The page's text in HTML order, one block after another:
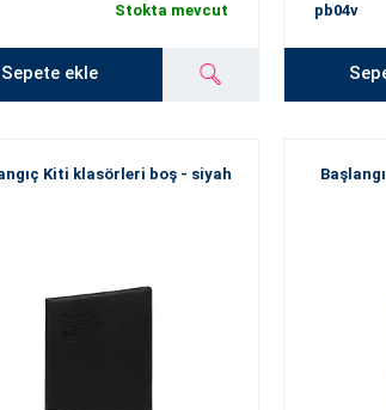
Stokta mevcut
Sepete ekle
pb04v
Kiti klasörleri boş - siyah